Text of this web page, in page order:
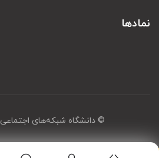
نمادها
© دانشگاه شبکه‌های اجتماعی